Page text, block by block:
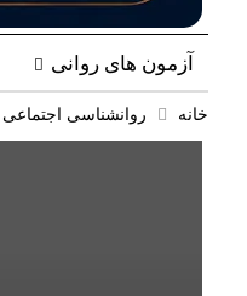
آزمون های روانی
خانه روانشناسی اجتماعی